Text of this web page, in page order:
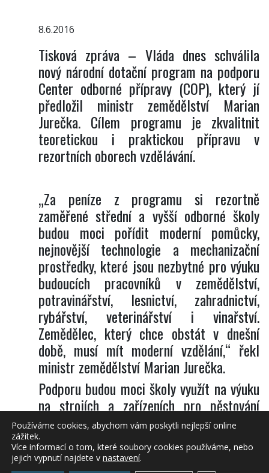
8.6.2016
Tisková zpráva – Vláda dnes schválila
nový národní dotační program na podporu
Center odborné přípravy (COP), který jí
předložil ministr zemědělství Marian
Jurečka. Cílem programu je zkvalitnit
teoretickou i praktickou přípravu v
rezortních oborech vzdělávání.
„Za peníze z programu si rezortně
zaměřené střední a vyšší odborné školy
budou moci pořídit moderní pomůcky,
nejnovější technologie a mechanizační
prostředky, které jsou nezbytné pro výuku
budoucích pracovníků v zemědělství,
potravinářství, lesnictví, zahradnictví,
rybářství, veterinářství i vinařství.
Zemědělec, který chce obstát v dnešní
době, musí mít moderní vzdělání,“ řekl
ministr zemědělství Marian Jurečka.
Podporu budou moci školy využít na výuku
na strojích a zařízeních pro pěstování
zemědělských plodin a chov
hospodářských zvířat, výukovou techniku
do lesů nebo nástroje pro těžbu a
Používáme cookies, abychom vám poskytli nejlepší online
zážitek.
Více informací o tom, které soubory cookies používáme, nebo
jejich vypnutí najdete v nastavení.